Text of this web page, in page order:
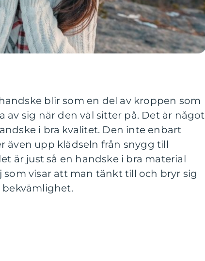
blir som en del av kroppen som
av sig när den väl sitter på. Det är något
i bra kvalitet. Den inte enbart
även upp klädseln från snygg till
är just så en handske i bra material
som visar att man tänkt till och bryr sig